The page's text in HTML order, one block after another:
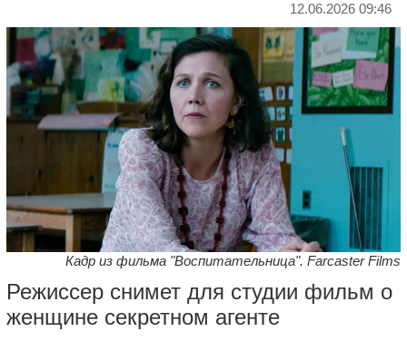
12.06.2026 09:46
Кадр из фильма "Воспитательница". Farcaster Films
Режиссер снимет для студии фильм о
женщине секретном агенте